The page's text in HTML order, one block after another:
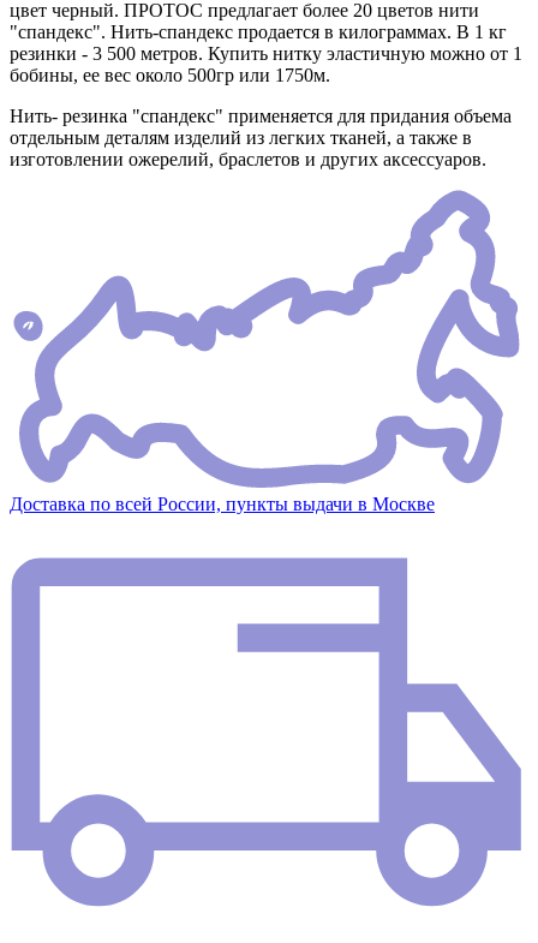
цвет черный. ПРОТОС предлагает более 20 цветов нити
"спандекс". Нить-спандекс продается в килограммах. В 1 кг
резинки - 3 500 метров. Купить нитку эластичную можно от 1
бобины, ее вес около 500гр или 1750м.
Нить- резинка "спандекс" применяется для придания объема
отдельным деталям изделий из легких тканей, а также в
изготовлении ожерелий, браслетов и других аксессуаров.
Доставка по всей России, пункты выдачи в Москве